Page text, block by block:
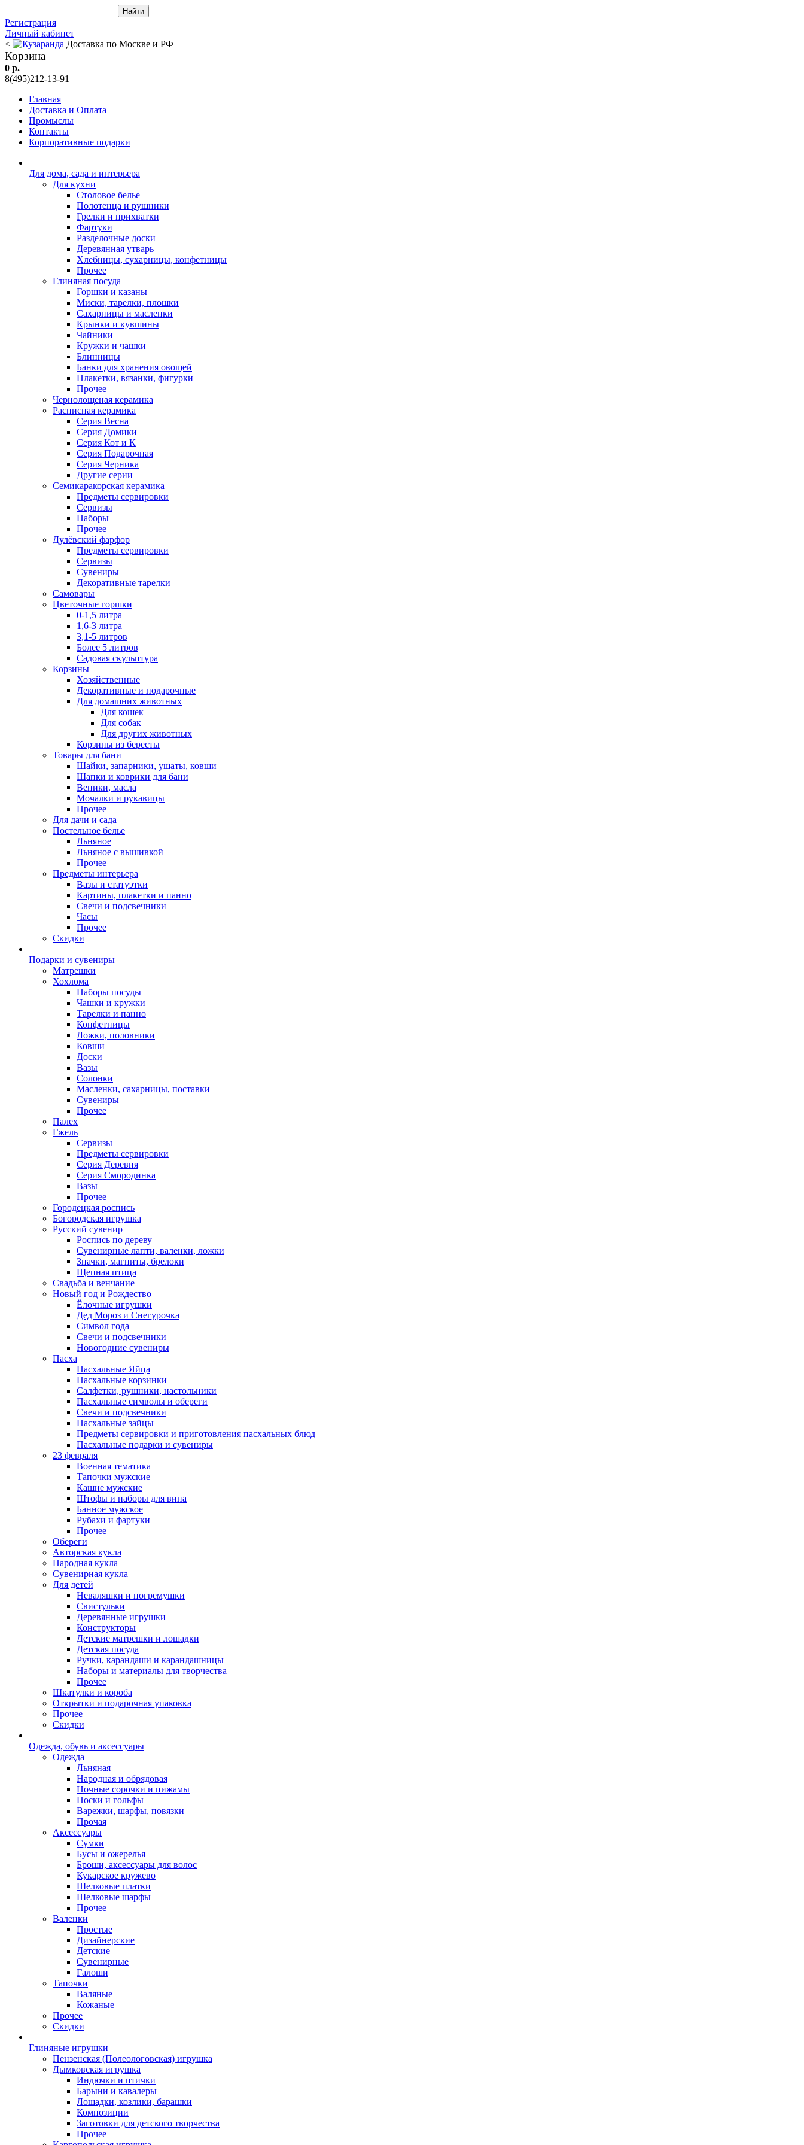
Регистрация
Личный кабинет
<
Доставка по Москве и РФ
Корзина
0 р.
8(495)212-13-91
Главная
Доставка и Оплата
Промыслы
Контакты
Корпоративные подарки
Для дома, сада и интерьера
Для кухни
Столовое белье
Полотенца и рушники
Грелки и прихватки
Фартуки
Разделочные доски
Деревянная утварь
Хлебницы, сухарницы, конфетницы
Прочее
Глиняная посуда
Горшки и казаны
Миски, тарелки, плошки
Сахарницы и масленки
Крынки и кувшины
Чайники
Кружки и чашки
Блинницы
Банки для хранения овощей
Плакетки, вязанки, фигурки
Прочее
Чернолощеная керамика
Расписная керамика
Серия Весна
Серия Домики
Серия Кот и К
Серия Подарочная
Серия Черника
Другие серии
Семикаракорская керамика
Предметы сервировки
Сервизы
Наборы
Прочее
Дулёвский фарфор
Предметы сервировки
Сервизы
Сувениры
Декоративные тарелки
Самовары
Цветочные горшки
0-1,5 литра
1,6-3 литра
3,1-5 литров
Более 5 литров
Садовая скульптура
Корзины
Хозяйственные
Декоративные и подарочные
Для домашних животных
Для кошек
Для собак
Для других животных
Корзины из бересты
Товары для бани
Шайки, запарники, ушаты, ковши
Шапки и коврики для бани
Веники, масла
Мочалки и рукавицы
Прочее
Для дачи и сада
Постельное белье
Льняное
Льняное с вышивкой
Прочее
Предметы интерьера
Вазы и статуэтки
Картины, плакетки и панно
Свечи и подсвечники
Часы
Прочее
Скидки
Подарки и сувениры
Матрешки
Хохлома
Наборы посуды
Чашки и кружки
Тарелки и панно
Конфетницы
Ложки, половники
Ковши
Доски
Вазы
Солонки
Масленки, сахарницы, поставки
Сувениры
Прочее
Палех
Гжель
Сервизы
Предметы сервировки
Серия Деревня
Серия Смородинка
Вазы
Прочее
Городецкая роспись
Богородская игрушка
Русский сувенир
Роспись по дереву
Сувенирные лапти, валенки, ложки
Значки, магниты, брелоки
Щепная птица
Свадьба и венчание
Новый год и Рождество
Ёлочные игрушки
Дед Мороз и Снегурочка
Символ года
Свечи и подсвечники
Новогодние сувениры
Пасха
Пасхальные Яйца
Пасхальные корзинки
Салфетки, рушники, настольники
Пасхальные символы и обереги
Свечи и подсвечники
Пасхальные зайцы
Предметы сервировки и приготовления пасхальных блюд
Пасхальные подарки и сувениры
23 февраля
Военная тематика
Тапочки мужские
Кашне мужские
Штофы и наборы для вина
Банное мужское
Рубахи и фартуки
Прочее
Обереги
Авторская кукла
Народная кукла
Сувенирная кукла
Для детей
Неваляшки и погремушки
Свистульки
Деревянные игрушки
Конструкторы
Детские матрешки и лошадки
Детская посуда
Ручки, карандаши и карандашницы
Наборы и материалы для творчества
Прочее
Шкатулки и короба
Открытки и подарочная упаковка
Прочее
Скидки
Одежда, обувь и аксессуары
Одежда
Льняная
Народная и обрядовая
Ночные сорочки и пижамы
Носки и гольфы
Варежки, шарфы, повязки
Прочая
Аксессуары
Сумки
Бусы и ожерелья
Броши, аксессуары для волос
Кукарское кружево
Шелковые платки
Шелковые шарфы
Прочее
Валенки
Простые
Дизайнерские
Детские
Сувенирные
Галоши
Тапочки
Валяные
Кожаные
Прочее
Скидки
Глиняные игрушки
Пензенская (Полеологовская) игрушка
Дымковская игрушка
Индючки и птички
Барыни и кавалеры
Лошадки, козлики, барашки
Композиции
Заготовки для детского творчества
Прочее